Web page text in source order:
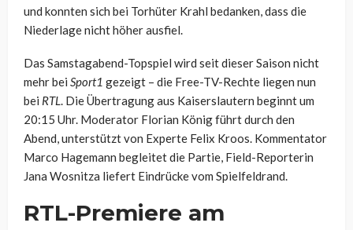
und konnten sich bei Torhüter Krahl bedanken, dass die
Niederlage nicht höher ausfiel.
Das Samstagabend-Topspiel wird seit dieser Saison nicht
mehr bei Sport1 gezeigt – die Free-TV-Rechte liegen nun
bei RTL. Die Übertragung aus Kaiserslautern beginnt um
20:15 Uhr. Moderator Florian König führt durch den
Abend, unterstützt von Experte Felix Kroos. Kommentator
Marco Hagemann begleitet die Partie, Field-Reporterin
Jana Wosnitza liefert Eindrücke vom Spielfeldrand.
RTL-Premiere am